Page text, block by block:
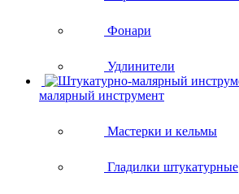
Фонари
Удлинители
малярный инструмент
Мастерки и кельмы
Гладилки штукатурные